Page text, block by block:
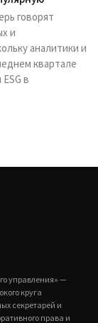
говорят
и
аналитики и
квартале
в
управления» —
круга
секретарей и
права и